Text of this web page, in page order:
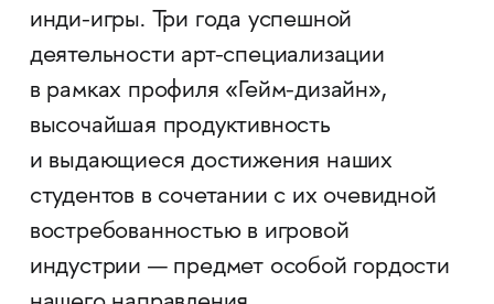
инди-игры. Три года успешной
деятельности арт-специализации
в рамках профиля «Гейм-дизайн»,
высочайшая продуктивность
и выдающиеся достижения наших
студентов в сочетании с их очевидной
востребованностью в игровой
индустрии — предмет особой гордости